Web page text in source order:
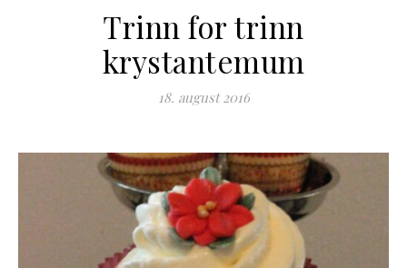
Trinn for trinn
krystantemum
18. august 2016